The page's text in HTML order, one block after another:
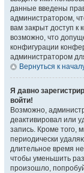
данные введены
администратором,
вам закрыт доступ к
возможно, что
конфигурации
администратором
Вернуться к
Я давно
войти!
Возможно,
деактивировал или
запись. Кроме того,
периодически
длительное время
чтобы уменьшить
произошло,